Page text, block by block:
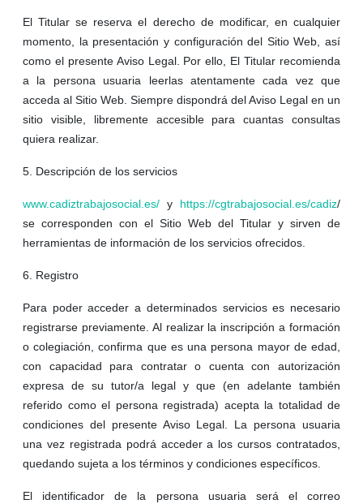
El Titular se reserva el derecho de modificar, en cualquier
momento, la presentación y configuración del Sitio Web, así
como el presente Aviso Legal. Por ello, El Titular recomienda
a la persona usuaria leerlas atentamente cada vez que
acceda al Sitio Web. Siempre dispondrá del Aviso Legal en un
sitio visible, libremente accesible para cuantas consultas
quiera realizar.
5. Descripción de los servicios
www.cadiztrabajosocial.es/ y https://cgtrabajosocial.es/cadiz/
se corresponden con el Sitio Web del Titular y sirven de
herramientas de información de los servicios ofrecidos.
6. Registro
Para poder acceder a determinados servicios es necesario
registrarse previamente. Al realizar la inscripción a formación
o colegiación, confirma que es una persona mayor de edad,
con capacidad para contratar o cuenta con autorización
expresa de su tutor/a legal y que (en adelante también
referido como el persona registrada) acepta la totalidad de
condiciones del presente Aviso Legal. La persona usuaria
una vez registrada podrá acceder a los cursos contratados,
quedando sujeta a los términos y condiciones específicos.
El identificador de la persona usuaria será el correo